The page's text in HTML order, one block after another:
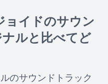
ョイドのサウン
ルと比べてど
のサウンドトラック